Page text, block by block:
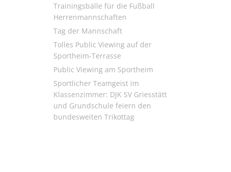
Trainingsbälle für die Fußball
Herrenmannschaften
Tag der Mannschaft
Tolles Public Viewing auf der
Sportheim-Terrasse
Public Viewing am Sportheim
Sportlicher Teamgeist im
Klassenzimmer: DJK SV Griesstätt
und Grundschule feiern den
bundesweiten Trikottag